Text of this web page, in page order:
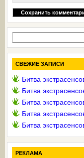
СВЕЖИЕ ЗАПИСИ
Битва
Битва
Битва
Битва
Битва
РЕКЛАМА